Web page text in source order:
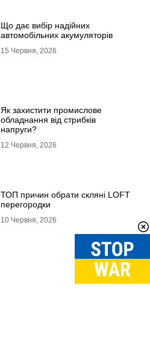
Що дає вибір надійних
автомобільних акумуляторів
15 Червня, 2026
Як захистити промислове
обладнання від стрибків
напруги?
12 Червня, 2026
ТОП причин обрати скляні LOFT
перегородки
10 Червня, 2026